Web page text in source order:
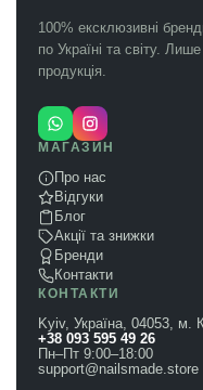
100% ексклюзивні
по Україні та світу.
продукція.
МАГАЗИН
Про нас
Відгуки
Блог
Акції та знижки
Бренди
Контакти
КОНТАКТИ
Kyiv, Україна, 04053, м.
+38 093 595 49 26
Пн–Пт 9:00–18:00
support@nailsmade.store